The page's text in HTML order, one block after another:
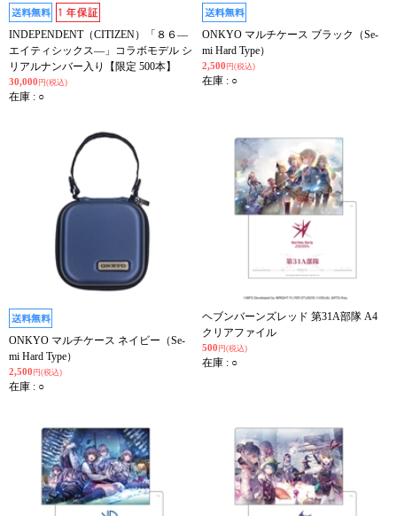
INDEPENDENT（CITIZEN）「８６―
エイティシックス―」コラボモデル シ
リアルナンバー入り【限定 500本】
30,000 円(税込)
在庫 : ○
ONKYO マルチケース ブラック（Se-
mi Hard Type）
2,500 円(税込)
在庫 : ○
ONKYO マルチケース ネイビー（Se-
mi Hard Type）
2,500 円(税込)
在庫 : ○
ヘブンバーンズレッド 第31A部隊 A4
クリアファイル
500 円(税込)
在庫 : ○